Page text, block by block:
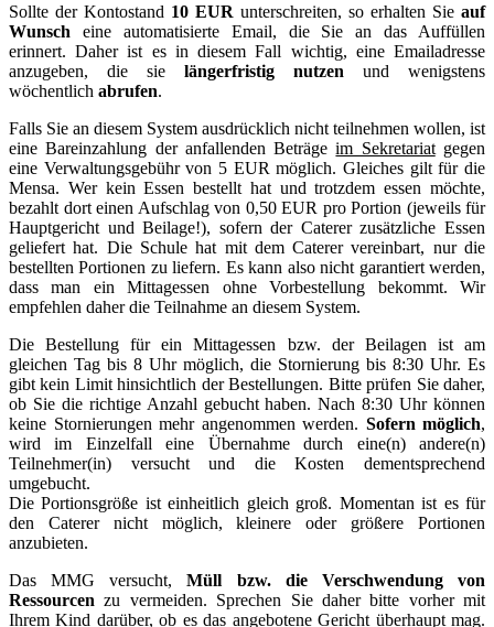
Sollte der Kontostand 10 EUR unterschreiten, so erhalten Sie auf
Wunsch eine automatisierte Email, die Sie an das Auffüllen
erinnert. Daher ist es in diesem Fall wichtig, eine Emailadresse
anzugeben, die sie längerfristig nutzen und wenigstens
wöchentlich abrufen.
Falls Sie an diesem System ausdrücklich nicht teilnehmen wollen, ist
eine Bareinzahlung der anfallenden Beträgeim Sekretariatgegen
eine Verwaltungsgebühr von 5 EUR möglich. Gleiches gilt für die
Mensa. Wer kein Essen bestellt hat und trotzdem essen möchte,
bezahlt dort einen Aufschlag von 0,50 EUR pro Portion (jeweils für
Hauptgericht und Beilage!), sofern der Caterer zusätzliche Essen
geliefert hat. Die Schule hat mit dem Caterer vereinbart, nur die
bestellten Portionen zu liefern. Es kann also nicht garantiert werden,
dass man ein Mittagessen ohne Vorbestellung bekommt. Wir
empfehlen daher die Teilnahme an diesem System.
Die Bestellung für ein Mittagessen bzw. der Beilagen ist am
gleichen Tag bis 8 Uhr möglich, die Stornierung bis 8:30 Uhr. Es
gibt kein Limit hinsichtlich der Bestellungen. Bitte prüfen Sie daher,
ob Sie die richtige Anzahl gebucht haben. Nach 8:30 Uhr können
keine Stornierungen mehr angenommen werden. Sofern möglich,
wird im Einzelfall eine Übernahme durch eine(n) andere(n)
Teilnehmer(in) versucht und die Kosten dementsprechend
umgebucht.
Die Portionsgröße ist einheitlich gleich groß. Momentan ist es für
den Caterer nicht möglich, kleinere oder größere Portionen
anzubieten.
Das MMG versucht,Müll bzw. die Verschwendung von
Ressourcen zu vermeiden. Sprechen Sie daher bitte vorher mit
Ihrem Kind darüber, ob es das angebotene Gericht überhaupt mag.